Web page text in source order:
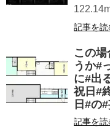
記事を読
この
うか#
に#出
祝日#
日#の
記事を読